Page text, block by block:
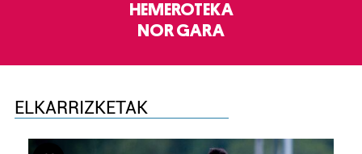
HEMEROTEKA
NOR GARA
ELKARRIZKETAK